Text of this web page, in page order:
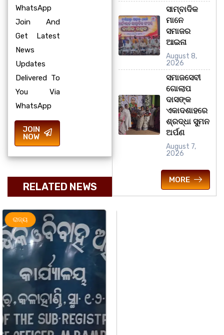
WhatsApp
Join And
Get Latest
News
Updates
Delivered To
You Via
WhatsApp
JOIN
NOW
RELATED NEWS
ଅପରାଧ
ସାମ୍ବାଦିକ
ମାନେ
ସମାଜର
ଆଇନା
August 8,
2026
ସମାଜସେବୀ
ଗୋଲାପ
ଦାସଙ୍କ
ଏକାଦଶାହରେ
ଶ୍ରଦ୍ଧା ସୁମନ
ଅର୍ପଣ
August 7,
2026
MORE